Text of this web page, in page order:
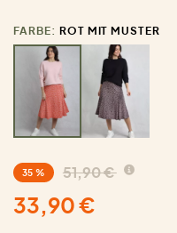
FARBE: ROT MIT MUSTER
35 % 51,90 €
33,90 €